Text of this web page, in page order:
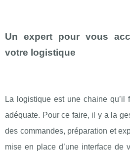
Un expert pour vous
votre logistique
La logistique est une chaine qu’il
adéquate. Pour ce faire, il y a la
des commandes, préparation et
mise en place d’une interface de